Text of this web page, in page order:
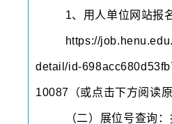
1、用人单位网站报
https://
detail/id-
10087（或点击下方阅读
（二）展位号查询